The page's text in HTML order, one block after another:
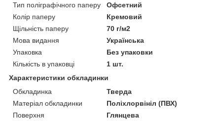
Тип поліграфічного паперу
Офсетний
Колір паперу
Кремовий
Щільність паперу
70 г/м2
Мова видання
Українська
Упаковка
Без упаковки
Кількість в упаковці
1 шт.
Характеристики обкладинки
Обкладинка
Тверда
Матеріал обкладинки
Поліхлорвініл (ПВХ)
Поверхня
Глянцева